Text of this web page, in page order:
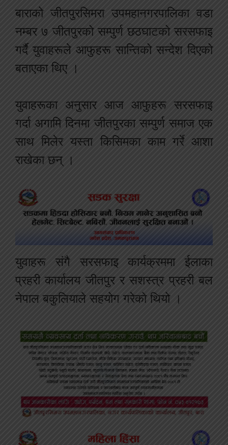
बाराको जीतपुरसिमरा उपमहानगरपालिका वडा
नम्बर ७ जीतपुरको सम्पुर्ण छठघाटको सरसफाइ
गर्दै युवाहरूले आफुहरू सान्तिको सन्देश दिएको
बताएका थिए ।
युवाहरूका अनुसार आज आफुहरू सरसफाइ
गर्दा अगामि दिनमा जीतपुरका सम्पुर्ण समाज एक
साथ मिलेर यस्ता किसिमका काम गर्रे आशा
राखेका छन् ।
युवाहरू संगै सरसफाइ कार्यक्रममा ईलाका
प्रहरी कार्यालय जीतपुर र सशस्त्र प्रहरी बल
नेपाल बकुलियाले सहयोग गरेको थियो ।